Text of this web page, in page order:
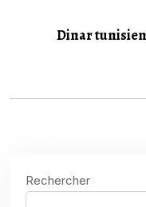
Dinar
Rechercher